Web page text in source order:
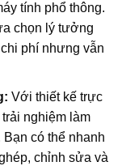
tính phổ thông.
chọn lý tưởng
phí nhưng vẫn
Với thiết kế trực
nghiệm làm
có thể nhanh
chỉnh sửa và